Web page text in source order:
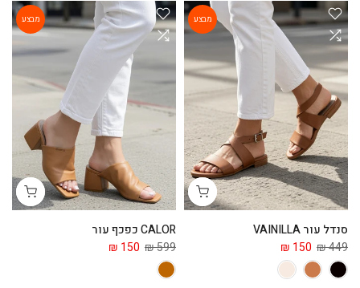
מבצע
סנדל עור VAINILLA
449 ₪
150 ₪
מבצע
CALOR כפכף עור
599 ₪
150 ₪